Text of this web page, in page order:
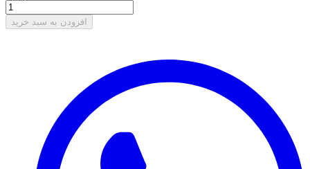
افزودن به سبد خرید